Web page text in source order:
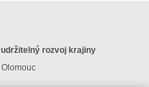
rozvoj krajiny